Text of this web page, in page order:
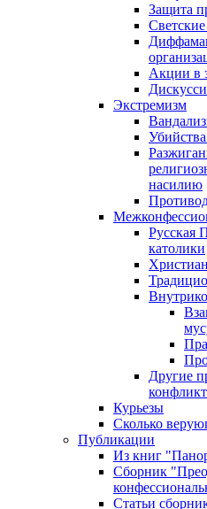
Защита
Акции в
Экстремизм
насилию
Русская
католики
Другие
Курьезы
Сколько
Публикации
Из книг
Сборник
Статьи